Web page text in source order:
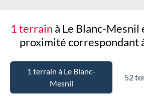
1 terrain à Le Blanc-Mesnil
proximitécorrespondant
1 terrain à Le Blanc-
Mesnil
52